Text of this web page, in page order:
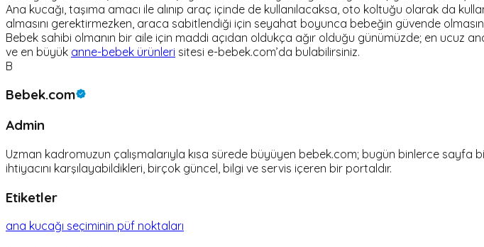
Ana kucağı, taşıma amacı ile alınıp araç içinde de kullanılacaksa, oto koltuğu olarak da
almasını gerektirmezken, araca sabitlendiği için seyahat boyunca bebeğin güvende
Bebek sahibi olmanın bir aile için maddi açıdan oldukça ağır olduğu günümüzde; en ucuz
ve en büyük anne-bebek ürünleri sitesi e-bebek.com’da bulabilirsiniz.
B
Bebek.com
Admin
Uzman kadromuzun çalışmalarıyla kısa sürede büyüyen bebek.com; bugün binlerce
ihtiyacını karşılayabildikleri, birçok güncel, bilgi ve servis içeren bir portaldır.
Etiketler
ana kucağı seçiminin püf noktaları